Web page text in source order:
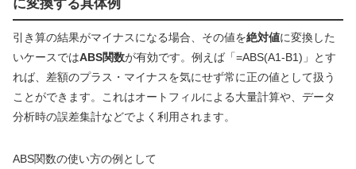
に変換する具体例
引き算の結果がマイナスになる場合、その値を絶対値に変換した
いケースではABS関数が有効です。例えば「=ABS(A1-B1)」とす
れば、差額のプラス・マイナスを気にせず常に正の値として扱う
ことができます。これはオートフィルによる大量計算や、データ
分析時の誤差集計などでよく利用されます。
ABS関数の使い方の例として